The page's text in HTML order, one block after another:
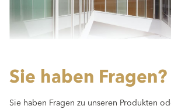
Sie haben Fragen?
Sie haben Fragen zu unseren Produkten